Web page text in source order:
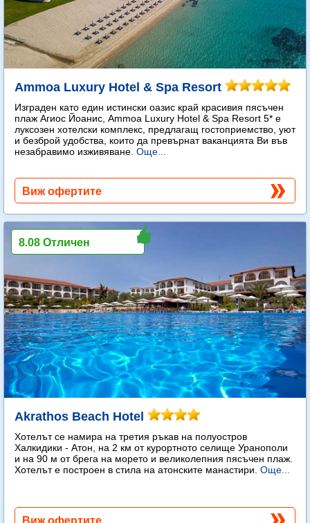
Ammoa Luxury Hotel & Spa Resort
Изграден като един истински оазис край красивия пясъчен
плаж Агиос Йоанис, Ammoa Luxury Hotel & Spa Resort 5* е
луксозен хотелски комплекс, предлагащ гостоприемство, уют
и безброй удобства, които да превърнат ваканцията Ви във
незабравимо изживяване. Още...
Виж офертите
Akrathos Beach Hotel
Хотелът се намира на третия ръкав на полуостров
Халкидики - Атон, на 2 км от курортното селище Уранополи
и на 90 м от брега на морето и великолепния пясъчен плаж.
Хотелът е построен в стила на атонските манастири. Още...
8.08 Отличен